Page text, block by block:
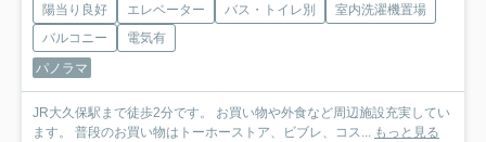
陽当り良好 エレベーター バス・トイレ別
室内洗濯機置場
バルコニー
電気有
パノラマ
JR大久保駅まで徒歩2分です。 お買い物や外食など周辺施設充実してい
ます。 普段のお買い物はトーホーストア、ビブレ、コス... もっと見る